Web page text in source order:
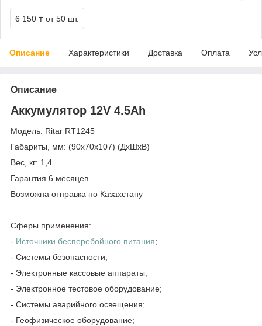
6 150 ₸ от 50 шт.
Описание Характеристики Доставка Оплата
Описание
Аккумулятор 12V 4.5Ah
Модель: Ritar RT1245
Габариты, мм: (90x70x107) (ДхШхВ)
Вес, кг: 1,4
Гарантия 6 месяцев
Возможна отправка по Казахстану
Сферы применения:
- Источники бесперебойного питания;
- Системы безопасности;
- Электронные кассовые аппараты;
- Электронное тестовое оборудование;
- Системы аварийного освещения;
- Геофизическое оборудование;